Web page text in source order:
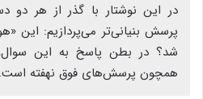
در این نوشتار با گذر از هر
پرسش بنیانی‌تر می‌پردازیم: این
شد؟ در بطن پاسخ به این
همچون پرسش‌های فوق نهفته است.